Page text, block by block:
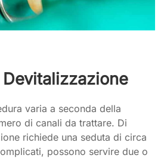
varia a seconda della
di canali da trattare. Di
richiede una seduta di circa
possono servire due o